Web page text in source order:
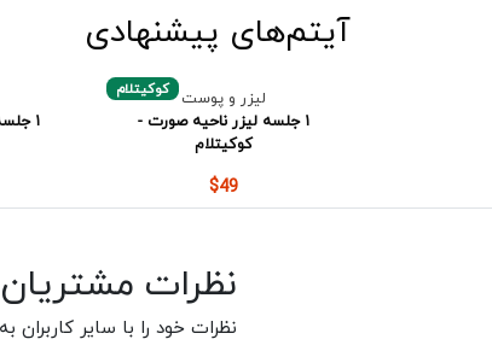
آیتم‌های پیشنهادی
کوکیتلام لیزر و پوست
۱ جلسه لیزر ناحیه صورت -
کوکیتلام
$49
۱
نظرات مشتریان
نظرات خود را با سایر کاربران